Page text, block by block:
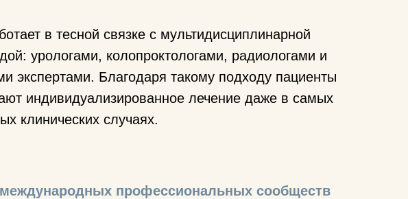
в тесной связке с мультидисциплинарной
урологами, колопроктологами, радиологами и
экспертами. Благодаря такому подходу пациенты
индивидуализированное лечение даже в самых
клинических случаях.
профессиональных сообществ